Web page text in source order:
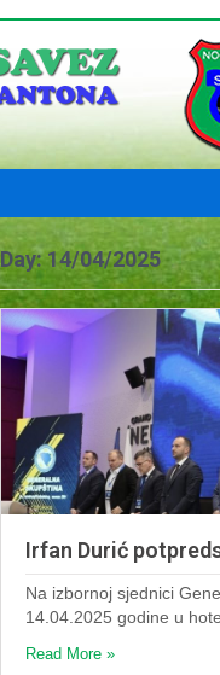
Day:14/04/2025
Irfan Durić
Na izbornoj sjednici
14.04.2025 godine u
Read More »